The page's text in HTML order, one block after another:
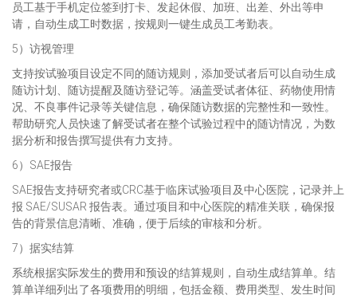
员工基于手机定位签到打卡、发起休假、加班、出差、外出等申
请，自动生成工时数据，按规则一键生成员工考勤表。
5）访视管理
支持按试验项目设定不同的随访规则，添加受试者后可以自动生成
随访计划、随访提醒及随访登记等。涵盖受试者体征、药物使用情
况、不良事件记录等关键信息，确保随访数据的完整性和一致性。
帮助研究人员快速了解受试者在整个试验过程中的随访情况，为数
据分析和报告撰写提供有力支持。
6）SAE报告
SAE报告支持研究者或CRC基于临床试验项目及中心医院，记录并上
报 SAE/SUSAR 报告表。通过项目和中心医院的精准关联，确保报
告的背景信息清晰、准确，便于后续的审核和分析。
7）据实结算
系统根据实际发生的费用和预设的结算规则，自动生成结算单。结
算单详细列出了各项费用的明细，包括金额、费用类型、发生时间